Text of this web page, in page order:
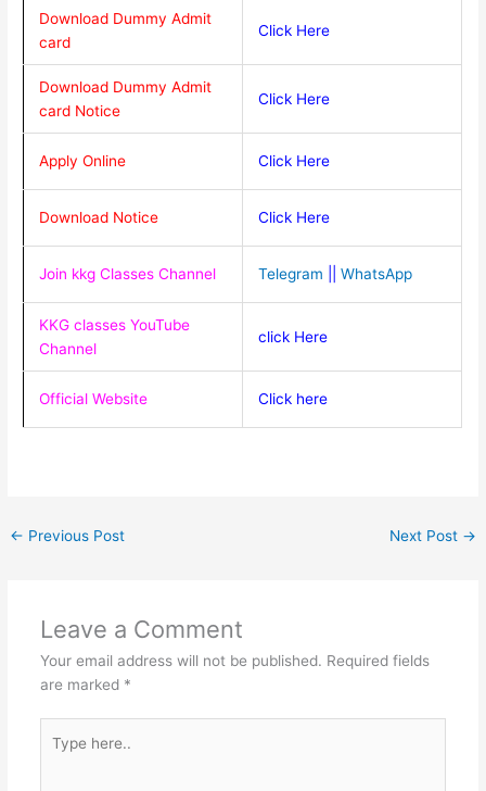
Download Dummy Admit
card
Click Here
Download Dummy Admit
card Notice
Click Here
Apply Online Click Here
Download Notice Click Here
Join kkg Classes Channel Telegram WhatsApp
KKG classes YouTube
Channel
click Here
Official Website Click here
← Previous Post Next Post →
Leave a Comment
Your email address will not be published. Required fields
are marked *
here..